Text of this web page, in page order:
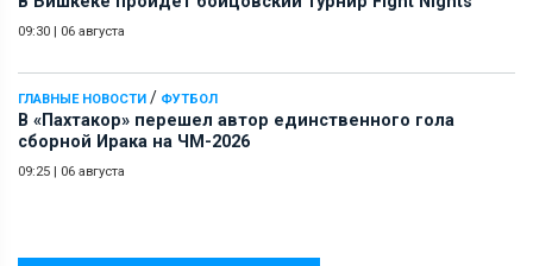
09:30 | 06 августа
ГЛАВНЫЕ НОВОСТИ / ФУТБОЛ
В «Пахтакор» перешел автор единственного гола
сборной Ирака на ЧМ-2026
09:25 | 06 августа